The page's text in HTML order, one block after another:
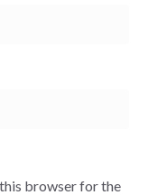
this browser for the